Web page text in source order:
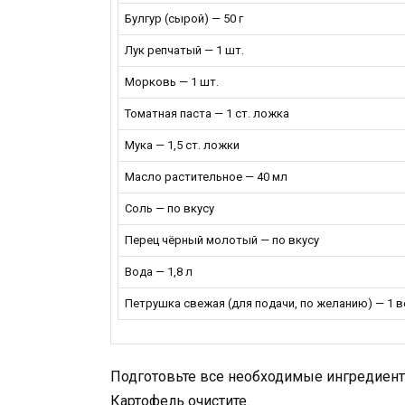
Булгур (сырой) — 50 г
Лук репчатый — 1 шт.
Морковь — 1 шт.
Томатная паста — 1 ст. ложка
Мука — 1,5 ст. ложки
Масло растительное — 40 мл
Соль — по вкусу
Перец чёрный молотый — по вкусу
Вода — 1,8 л
Петрушка свежая (для подачи, по желанию) — 1
Подготовьте все необходимые
Картофель очистите.